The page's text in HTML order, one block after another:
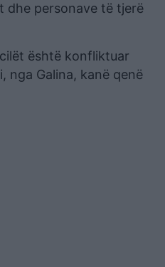
dhe personave të tjerë
është konfliktuar
nga Galina, kanë qenë